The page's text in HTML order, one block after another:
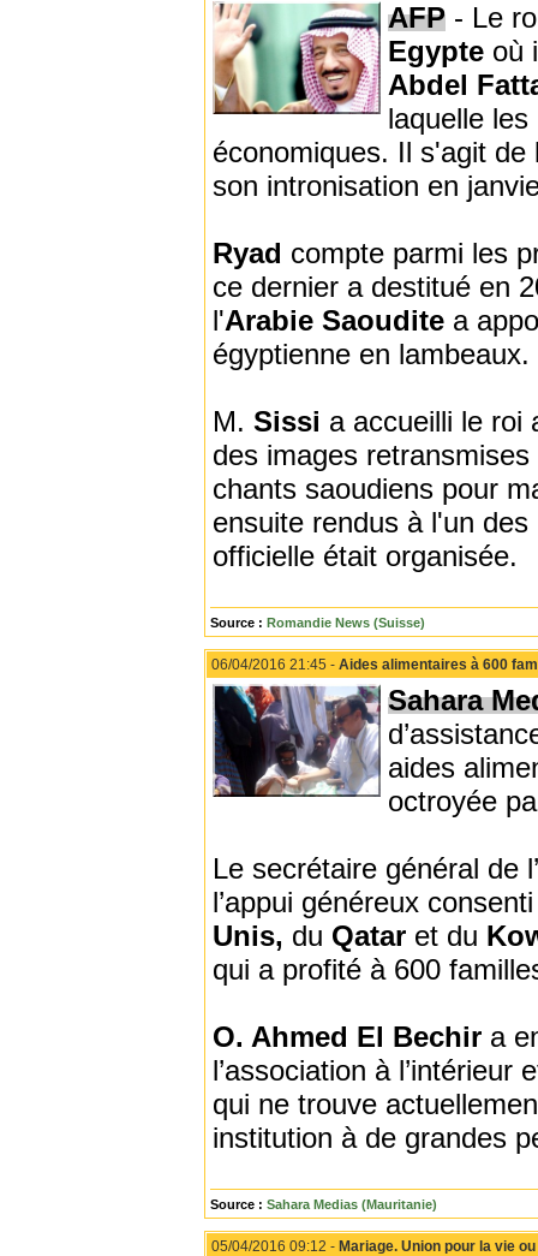
AFP - Le
Egypte où
Abdel
laquelle
économiques. Il s'agit
son intronisation en
Ryad compte parmi les
ce dernier a destitué en
l'Arabie Saoudite a
égyptienne en lambeaux.
M. Sissi a accueilli le roi
des images
chants saoudiens pour
ensuite rendus à l'un
officielle était organisée.
Source : Romandie News (Suisse)
06/04/2016 21:45 - Aides alimentaires à 600
Sahara
aides
octroyée
Le secrétaire général de
l’appui généreux
Unis, du Qatar et du
qui a profité à 600
O. Ahmed El Bechir a
l’association à
qui ne trouve
institution à de grandes
Source : Sahara Medias (Mauritanie)
05/04/2016 09:12 - Mariage. Union pour la vie